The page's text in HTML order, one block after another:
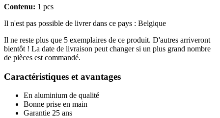
Contenu: 1 pcs
Il n'est pas possible de livrer dans ce pays : Belgique
Il ne reste plus que 5 exemplaires de ce produit. D'autres arriveront
bientôt ! La date de livraison peut changer si un plus grand nombre
de pièces est commandé.
Caractéristiques et avantages
En aluminium de qualité
Bonne prise en main
Garantie 25 ans